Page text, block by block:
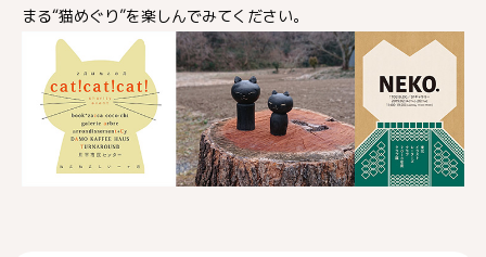
まる“猫めぐり”を楽しんでみてください。